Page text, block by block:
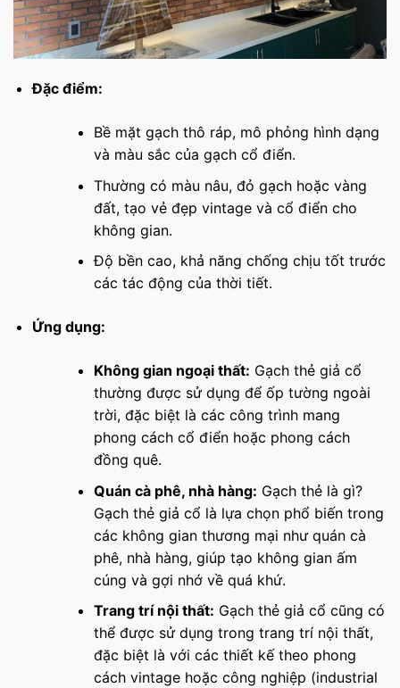
Đặc điểm:
Bề mặt gạch thô ráp, mô phỏng hình dạng
và màu sắc của gạch cổ điển.
Thường có màu nâu, đỏ gạch hoặc vàng
đất, tạo vẻ đẹp vintage và cổ điển cho
không gian.
Độ bền cao, khả năng chống chịu tốt trước
các tác động của thời tiết.
Ứng dụng:
Không gian ngoại thất: Gạch thẻ giả cổ
thường được sử dụng để ốp tường ngoài
trời, đặc biệt là các công trình mang
phong cách cổ điển hoặc phong cách
đồng quê.
Quán cà phê, nhà hàng: Gạch thẻ là gì?
Gạch thẻ giả cổ là lựa chọn phổ biến trong
các không gian thương mại như quán cà
phê, nhà hàng, giúp tạo không gian ấm
cúng và gợi nhớ về quá khứ.
Trang trí nội thất: Gạch thẻ giả cổ cũng có
thể được sử dụng trong trang trí nội thất,
đặc biệt là với các thiết kế theo phong
cách vintage hoặc công nghiệp (industrial